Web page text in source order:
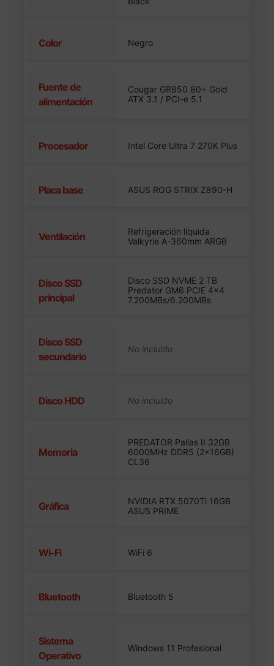
Color Negro
Fuente de
alimentación
Cougar GR850 80+ Gold
ATX 3.1 / PCI-e 5.1
Procesador Intel Core Ultra 7 270K Plus
Placa base ASUS ROG STRIX Z890-H
Ventilación
Refrigeración líquida
Valkyrie A-360mm ARGB
Disco SSD
principal
Disco SSD NVME 2 TB
Predator GM6 PCIE 4×4
7.200MBs/6.200MBs
Disco SSD
secundario
Disco HDD
Memoria
PREDATOR Pallas II 32GB
6000MHz DDR5 (2x16GB)
CL36
Gráfica
NVIDIA RTX 5070Ti 16GB
ASUS PRIME
Wi-Fi WiFi 6
Bluetooth Bluetooth 5
Sistema
Operativo
Windows 11 Profesional